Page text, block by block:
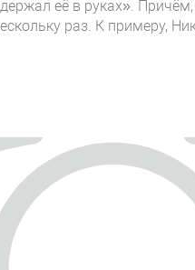
её в руках».
раз. К примеру,